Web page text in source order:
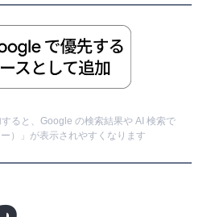
すると、Google の検索結果や AI 検索で
）」が表示されやすくなります